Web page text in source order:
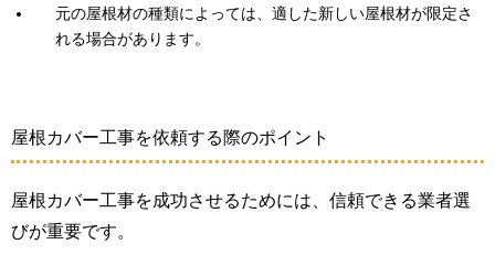
元の屋根材の種類によっては、適した新しい屋根材が限定さ
れる場合があります。
屋根カバー工事を依頼する際のポイント
屋根カバー工事を成功させるためには、信頼できる業者選
びが重要です。